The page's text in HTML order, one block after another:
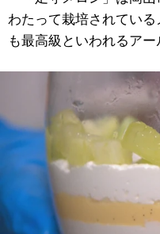
わたって栽培されてい
も最高級といわれるアー